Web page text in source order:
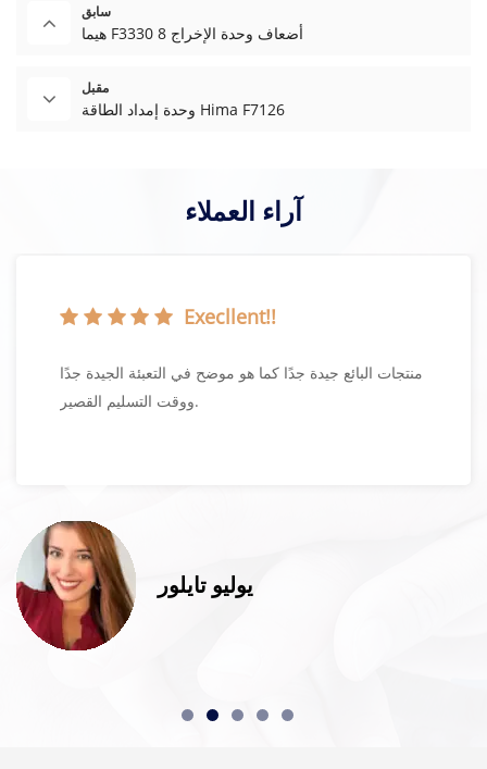
سابق
هيما F3330 8 أضعاف وحدة الإخراج
مقبل
وحدة إمداد الطاقة Hima F7126
آراء العملاء
Execllent!!
منتجات البائع جيدة جدًا كما هو موضح في التعبئة الجيدة جدًا
ووقت التسليم القصير.
يوليو تايلور